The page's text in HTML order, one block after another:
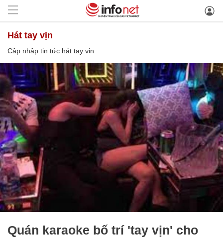
hát tay vịn
Cập nhập tin tức hát tay vịn
Quán karaoke bố trí 'tay vịn' cho